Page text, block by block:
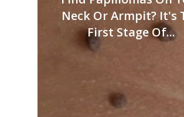
Neck Or Armpit? It's
First Stage Of...